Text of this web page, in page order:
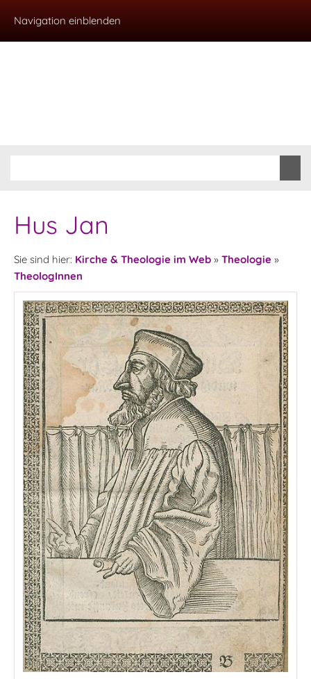
Navigation einblenden
Hus Jan
Sie sind hier: Kirche & Theologie im Web » Theologie »
TheologInnen